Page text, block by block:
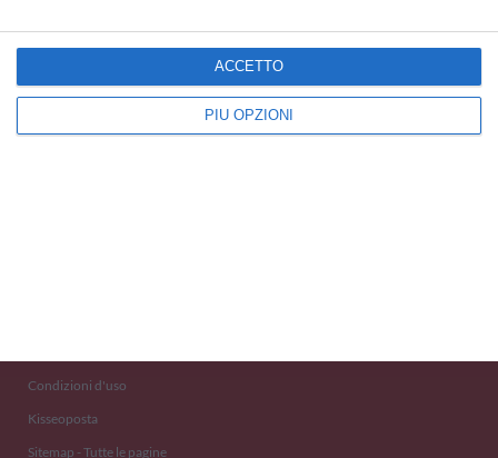
PIÙ OPZIONI
ACCETTO
Condizioni d'uso
Kisseoposta
Sitemap - Tutte le pagine